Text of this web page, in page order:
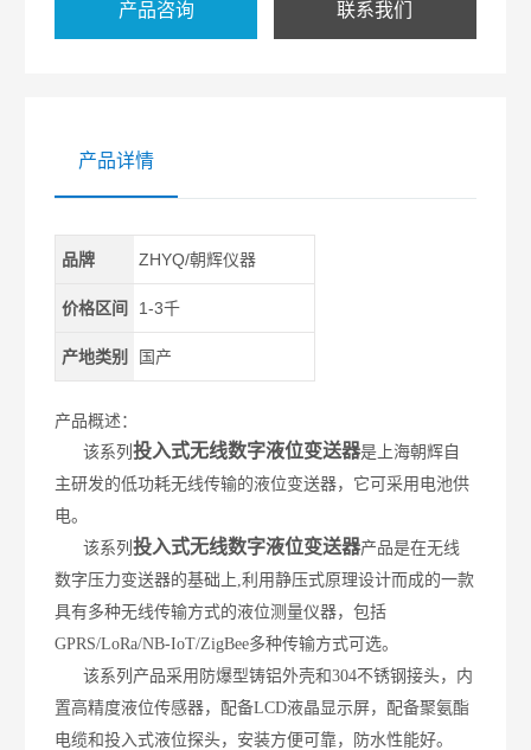
产品咨询 联系我们
产品详情
品牌 ZHYQ/朝辉仪器
价格区间 1-3千
产地类别 国产
产品概述：
该系列投入式无线数字液位变送器是上海朝辉自
主研发的低功耗无线传输的液位变送器，它可采用电池供
电。
该系列投入式无线数字液位变送器产品是在无线
数字压力变送器的基础上,利用静压式原理设计而成的一款
具有多种无线传输方式的液位测量仪器，包括
GPRS/LoRa/NB-IoT/ZigBee多种传输方式可选。
该系列 产品采用防爆型铸铝外壳和304不锈钢接头，内
置高精度液位传感器，配备LCD液晶显示屏，配备聚氨酯
电缆和投入式液位探头，安装方便可靠，防水性能好。